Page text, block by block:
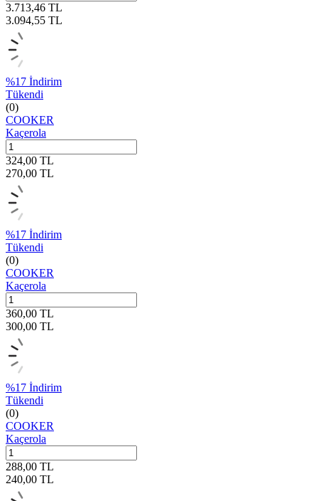
3.713,46 TL
3.094,55 TL
%17 İndirim
Tükendi
(0)
COOKER
Kaçerola
324,00 TL
270,00 TL
%17 İndirim
Tükendi
(0)
COOKER
Kaçerola
360,00 TL
300,00 TL
%17 İndirim
Tükendi
(0)
COOKER
Kaçerola
288,00 TL
240,00 TL